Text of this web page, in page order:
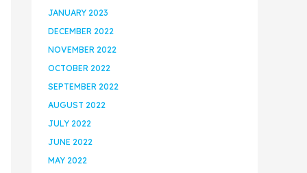
JANUARY 2023
DECEMBER 2022
NOVEMBER 2022
OCTOBER 2022
SEPTEMBER 2022
AUGUST 2022
JULY 2022
JUNE 2022
MAY 2022